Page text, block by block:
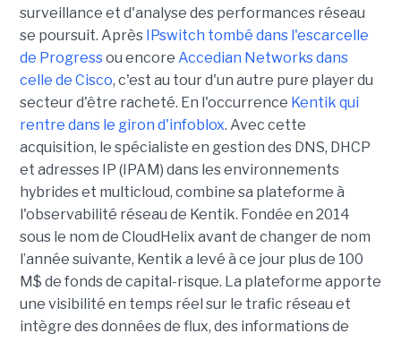
surveillance et d'analyse des performances réseau
se poursuit. Après IPswitch tombé dans l'escarcelle
de Progressou encore Accedian Networks dans
celle de Cisco, c'est au tour d'un autre pure player du
secteur d'être racheté. En l'occurrence Kentik qui
rentre dans le giron d'infoblox. Avec cette
acquisition, le spécialiste en gestion des DNS, DHCP
et adresses IP (IPAM) dans les environnements
hybrides et multicloud, combine sa plateforme à
l'observabilité réseau de Kentik. Fondée en 2014
sous le nom de CloudHelix avant de changer de nom
l’année suivante, Kentik a levé à ce jour plus de 100
M$ de fonds de capital-risque. La plateforme apporte
une visibilité en temps réel sur le trafic réseau et
intègre des données de flux, des informations de